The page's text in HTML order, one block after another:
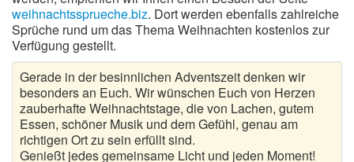
weihnachtssprueche.biz. Dort werden ebenfalls zahlreiche
Sprüche rund um das Thema Weihnachten kostenlos zur
Verfügung gestellt.
Gerade in der besinnlichen Adventszeit denken wir
besonders an Euch. Wir wünschen Euch von Herzen
zauberhafte Weihnachtstage, die von Lachen, gutem
Essen, schöner Musik und dem Gefühl, genau am
richtigen Ort zu sein erfüllt sind.
Genießt jedes gemeinsame Licht und jeden Moment!